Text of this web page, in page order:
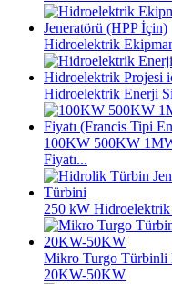
Hidroelektrik
Hidroelektrik Enerji
100KW 500KW
Fiyatı...
250 kW
Mikro Turgo Türbinli
20KW-50KW